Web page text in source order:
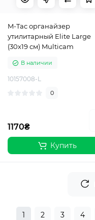
M-Tac органайзер
утилитарный Elite Large
(30х19 см) Multicam
В наличии
10157008-L
0
1170₴
Купить
1 2 3 4